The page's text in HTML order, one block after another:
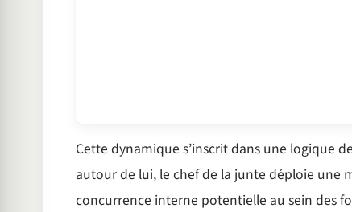
Cette dynamique s’inscrit dans une logique
autour de lui, le chef de la junte déploie une
concurrence interne potentielle au sein des